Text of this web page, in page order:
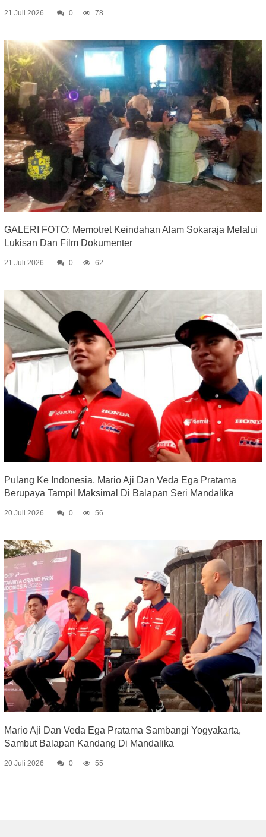
21 Juli 2026 0 78
GALERI FOTO: Memotret Keindahan Alam Sokaraja Melalui
Lukisan Dan Film Dokumenter
21 Juli 2026 0 62
Pulang Ke Indonesia, Mario Aji Dan Veda Ega Pratama
Berupaya Tampil Maksimal Di Balapan Seri Mandalika
20 Juli 2026 0 56
Mario Aji Dan Veda Ega Pratama Sambangi Yogyakarta,
Sambut Balapan Kandang Di Mandalika
20 Juli 2026 0 55